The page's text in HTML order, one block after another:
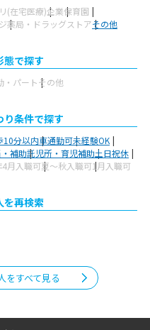
(在宅医療)企業保育園
薬局・ドラッグストアその他
態で探す
・パートその他
り条件で探す
10分以内車通勤可未経験OK
補助託児所・育児補助土日祝休
月入職可夏～秋入職可1月入職可
を再検索
をすべて見る